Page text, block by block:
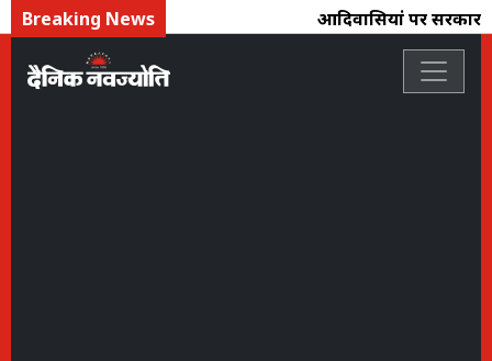
Breaking News आदिवासियोंं पर सरकार